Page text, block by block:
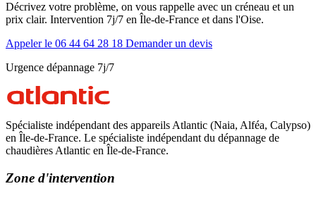
Décrivez votre problème, on vous rappelle avec un créneau et un
prix clair. Intervention 7j/7 en Île-de-France et dans l'Oise.
Appeler le 06 44 64 28 18 Demander un devis
Urgence dépannage 7j/7
Spécialiste indépendant des appareils Atlantic (Naia, Alféa, Calypso)
en Île-de-France. Le spécialiste indépendant du dépannage de
chaudières Atlantic en Île-de-France.
Zone d'intervention